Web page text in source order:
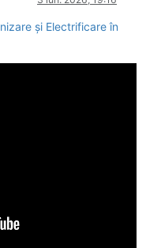
și Electrificare în